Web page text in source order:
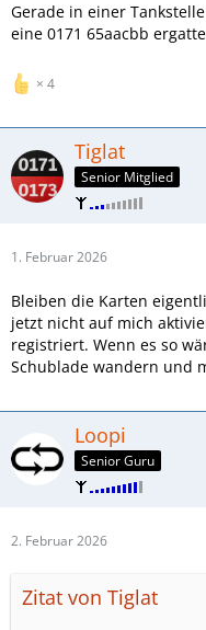
Gerade in einer
eine 0171 65aacbb
4
Tiglat
Senior Mitglied
1. Februar 2026
Bleiben die Karten
jetzt nicht auf mich
registriert. Wenn es so
Schublade wandern und
Loopi
Senior Guru
2. Februar 2026
Zitat von Tiglat